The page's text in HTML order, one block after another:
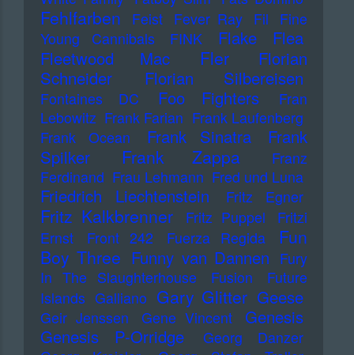
Fehlfarben Feist Fever Ray Fil
Fine
Young Cannibals
FINK Flake
Flea
Fleetwood Mac
Fler
Florian
Schneider
Florian Silbereisen
Fontaines DC Foo Fighters
Fran
Lebowitz Frank Farian Frank Laufenberg
Frank Ocean
Frank Sinatra
Frank
Spilker
Frank Zappa
Franz
Ferdinand Frau Lehmann Fred und Luna
Friedrich Liechtenstein Fritz Egner
Fritz Kalkbrenner Fritz Puppel
Fritzi
Ernst
Front 242 Fuerza Regida
Fun
Boy Three Funny van Dannen Fury
In The Slaughterhouse
Fusion
Future
Islands Galliano Gary Glitter Geese
Geir Jenssen Gene Vincent
Genesis
Genesis P-Orridge
Georg Danzer